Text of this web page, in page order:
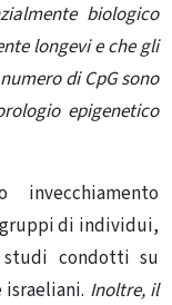
biologico
longevi e che gli
di CpG sono
epigenetico
invecchiamento
di individui,
condotti su
Inoltre, il